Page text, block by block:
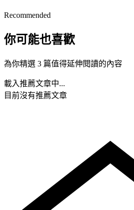
Recommended
你可能也喜歡
為你精選 3 篇值得延伸閱讀的內容
載入推薦文章中...
目前沒有推薦文章